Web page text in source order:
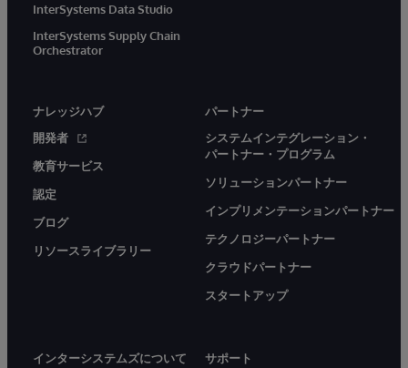
InterSystems Data Studio
InterSystems Supply Chain
Orchestrator
ナレッジハブ
開発者
教育サービス
認定
ブログ
リソースライブラリー
パートナー
システムインテグレーション・
パートナー・プログラム
ソリューションパートナー
インプリメンテーションパートナー
テクノロジーパートナー
クラウドパートナー
スタートアップ
インターシステムズについて サポート